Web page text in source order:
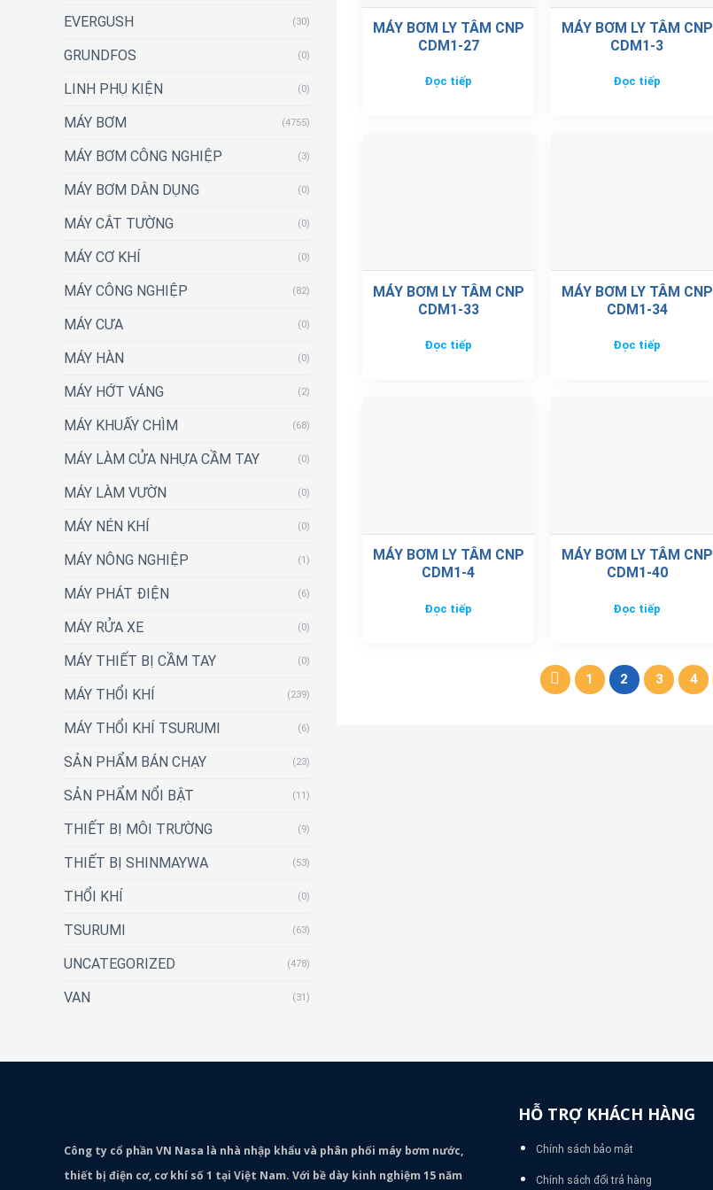
EVERGUSH (30)
GRUNDFOS (0)
LINH PHỤ KIỆN (0)
MÁY BƠM (4755)
MÁY BƠM CÔNG NGHIỆP (3)
MÁY BƠM DÂN DỤNG (0)
MÁY CẮT TƯỜNG (0)
MÁY CƠ KHÍ (0)
MÁY CÔNG NGHIỆP (82)
MÁY CƯA (0)
MÁY HÀN (0)
MÁY HỚT VÁNG (2)
MÁY KHUẤY CHÌM (68)
MÁY LÀM CỬA NHỰA CẦM TAY (0)
MÁY LÀM VƯỜN (0)
MÁY NÉN KHÍ (0)
MÁY NÔNG NGHIỆP (1)
MÁY PHÁT ĐIỆN (6)
MÁY RỬA XE (0)
MÁY THIẾT BỊ CẦM TAY (0)
MÁY THỔI KHÍ (239)
MÁY THỔI KHÍ TSURUMI (6)
SẢN PHẨM BÁN CHẠY (23)
SẢN PHẨM NỔI BẬT (11)
THIẾT BỊ MÔI TRƯỜNG (9)
THIẾT BỊ SHINMAYWA (53)
THỔI KHÍ (0)
TSURUMI (63)
UNCATEGORIZED (478)
VAN (31)
MÁY BƠM LY TÂM CNP
CDM1-27
Đọc tiếp
MÁY BƠM LY TÂM CNP
CDM1-3
Đọc tiếp
MÁY BƠM LY TÂM CNP
CDM1-33
Đọc tiếp
MÁY BƠM LY TÂM CNP
CDM1-34
Đọc tiếp
MÁY BƠM LY TÂM CNP
CDM1-4
Đọc tiếp
MÁY BƠM LY TÂM CNP
CDM1-40
Đọc tiếp
1 2 3 4
Công ty cổ phần VN Nasa là nhà nhập khẩu và phân phối máy bơm nước,
thiết bị điện cơ, cơ khí số 1 tại Việt Nam. Với bề dày kinh nghiệm 15 năm
HỖ TRỢ KHÁCH HÀNG
Chính sách bảo mật
Chính sách đổi trả hàng